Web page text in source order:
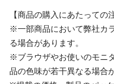
【商品の購入にあたっての
※一部商品において弊社カ
る場合があります。
※ブラウザやお使いのモニ
品の色味が若干異なる場合